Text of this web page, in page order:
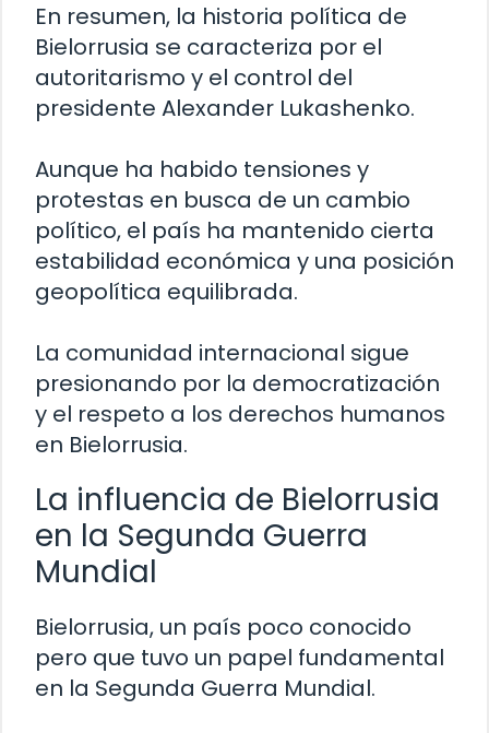
En resumen, la historia política de
Bielorrusia se caracteriza por el
autoritarismo y el control del
presidente Alexander Lukashenko.
Aunque ha habido tensiones y
protestas en busca de un cambio
político, el país ha mantenido cierta
estabilidad económica y una posición
geopolítica equilibrada.
La comunidad internacional sigue
presionando por la democratización
y el respeto a los derechos humanos
en Bielorrusia.
La influencia de Bielorrusia
en la Segunda Guerra
Mundial
Bielorrusia, un país poco conocido
pero que tuvo un papel fundamental
en la Segunda Guerra Mundial.